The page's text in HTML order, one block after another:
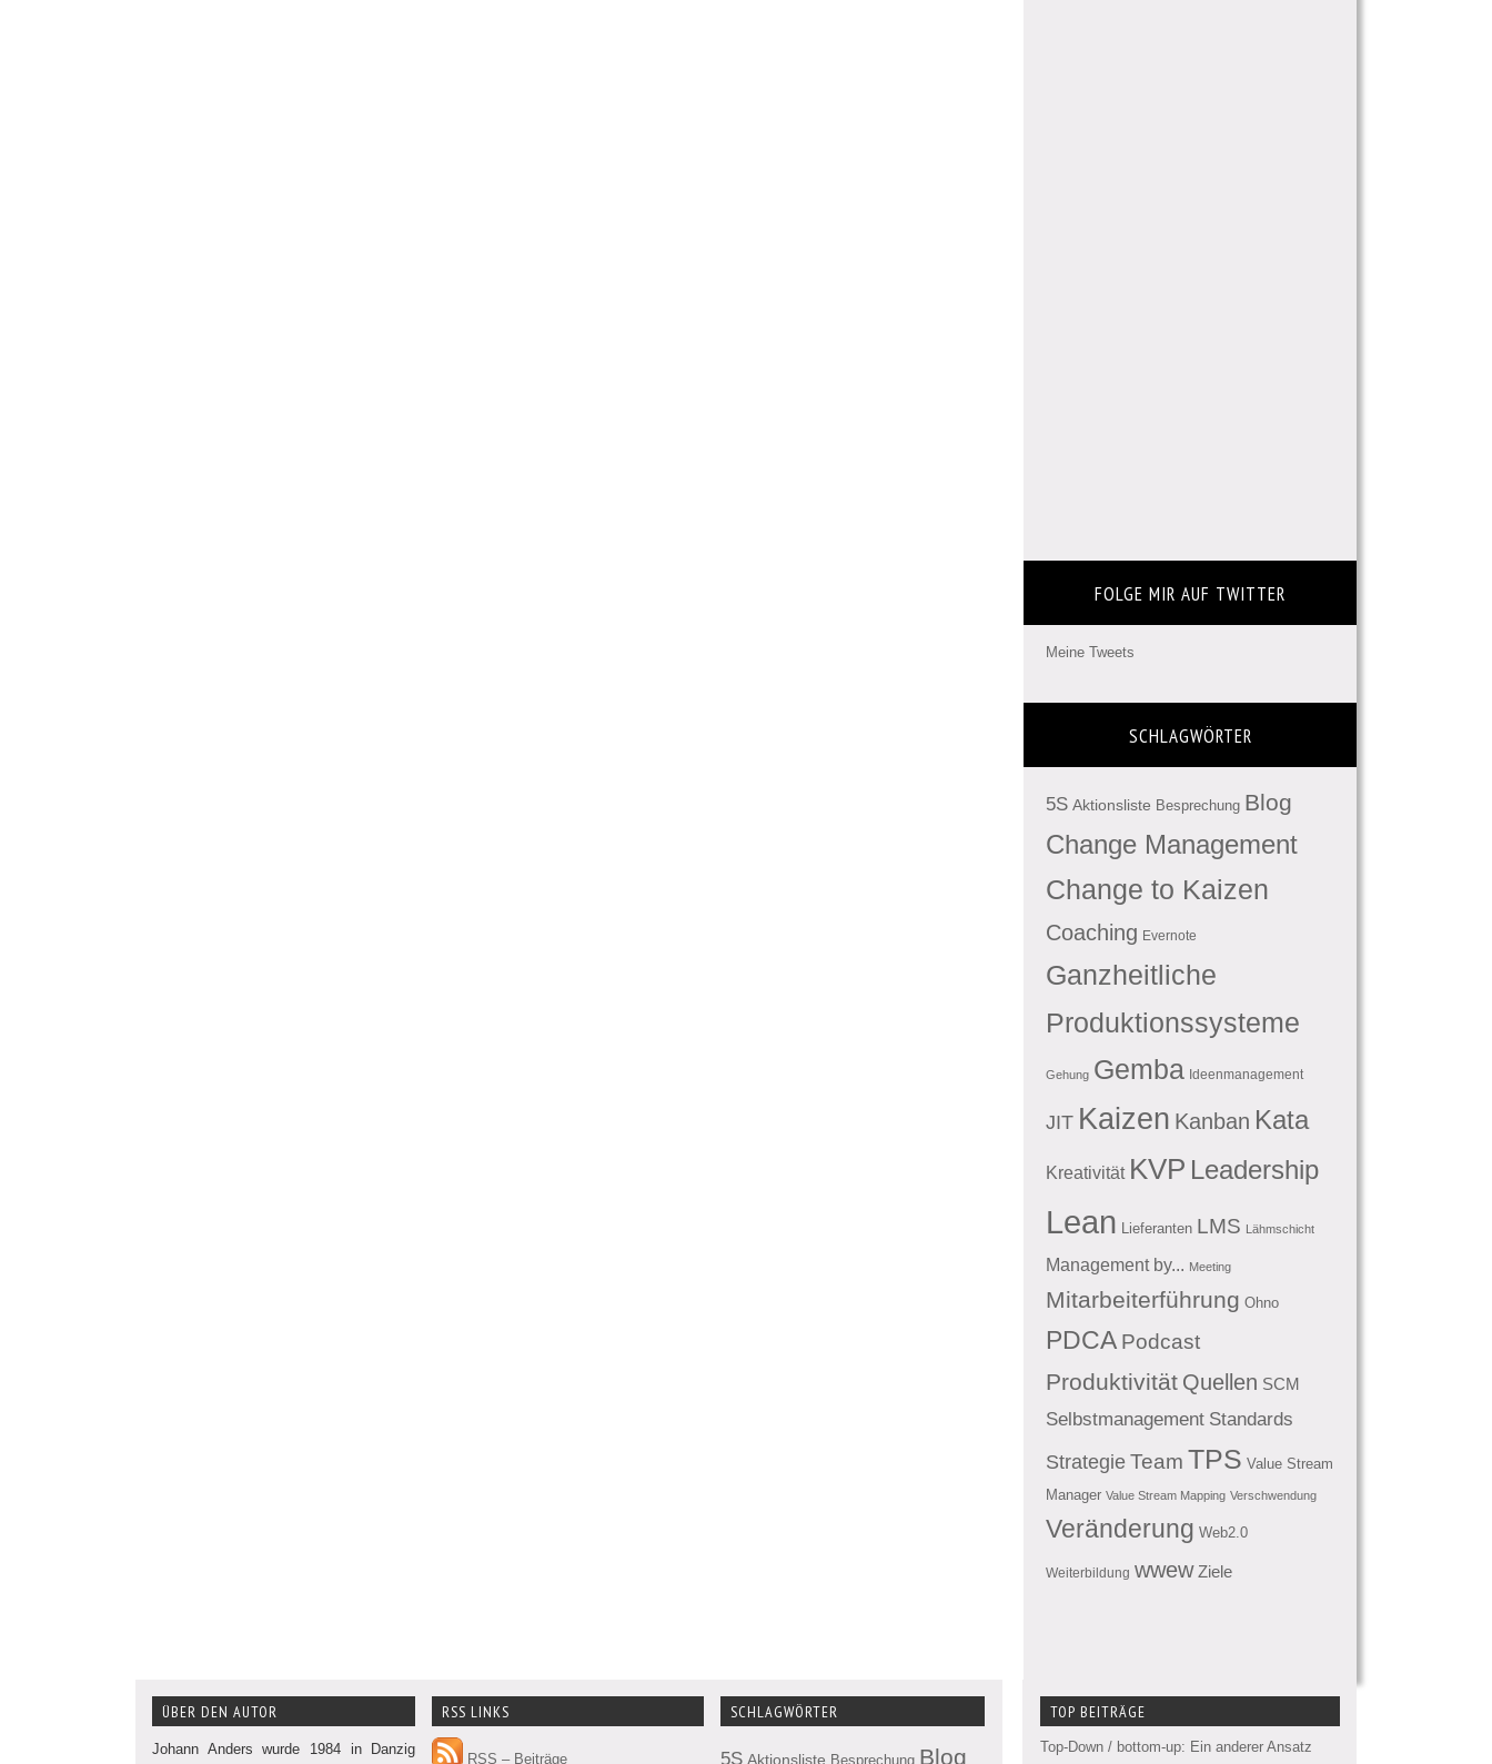
FOLGE MIR AUF TWITTER
Meine Tweets
SCHLAGWÖRTER
5S Aktionsliste Besprechung Blog
Change Management
Change to Kaizen
Coaching Evernote
Ganzheitliche
Produktionssysteme
Gehung Gemba Ideenmanagement
JIT Kaizen Kanban Kata
Kreativität KVP Leadership
Lean Lieferanten LMS Lähmschicht
Management by... Meeting
Mitarbeiterführung Ohno
PDCA Podcast
Produktivität Quellen SCM
Selbstmanagement Standards
Strategie Team TPS Value Stream
Manager Value Stream Mapping Verschwendung
Veränderung Web2.0
Weiterbildung wwew Ziele
ÜBER DEN AUTOR
Johann Anders wurde 1984 in Danzig
RSS LINKS
RSS – Beiträge
SCHLAGWÖRTER
5S Aktionsliste Besprechung Blog
TOP BEITRÄGE
Top-Down / bottom-up: Ein anderer Ansatz